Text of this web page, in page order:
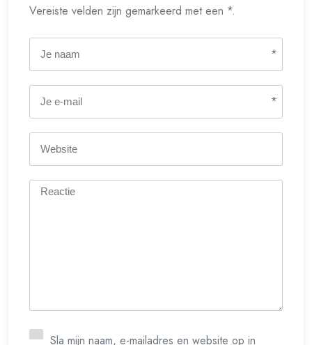
Vereiste velden zijn gemarkeerd met een *.
*
*
Sla mijn naam, e-mailadres en website op in